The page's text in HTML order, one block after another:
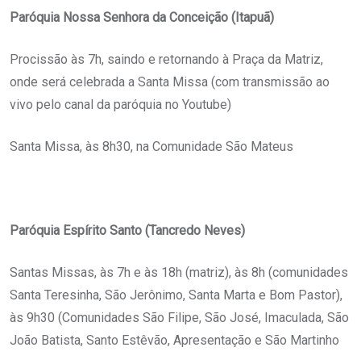
Paróquia Nossa Senhora da Conceição (Itapuã)
Procissão às 7h, saindo e retornando à Praça da Matriz,
onde será celebrada a Santa Missa (com transmissão ao
vivo pelo canal da paróquia no Youtube)
Santa Missa, às 8h30, na Comunidade São Mateus
Paróquia Espírito Santo (Tancredo Neves)
Santas Missas, às 7h e às 18h (matriz), às 8h (comunidades
Santa Teresinha, São Jerônimo, Santa Marta e Bom Pastor),
às 9h30 (Comunidades São Filipe, São José, Imaculada, São
João Batista, Santo Estêvão, Apresentação e São Martinho